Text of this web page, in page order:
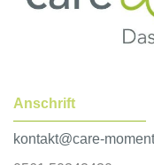
Anschrift
kontakt@care-